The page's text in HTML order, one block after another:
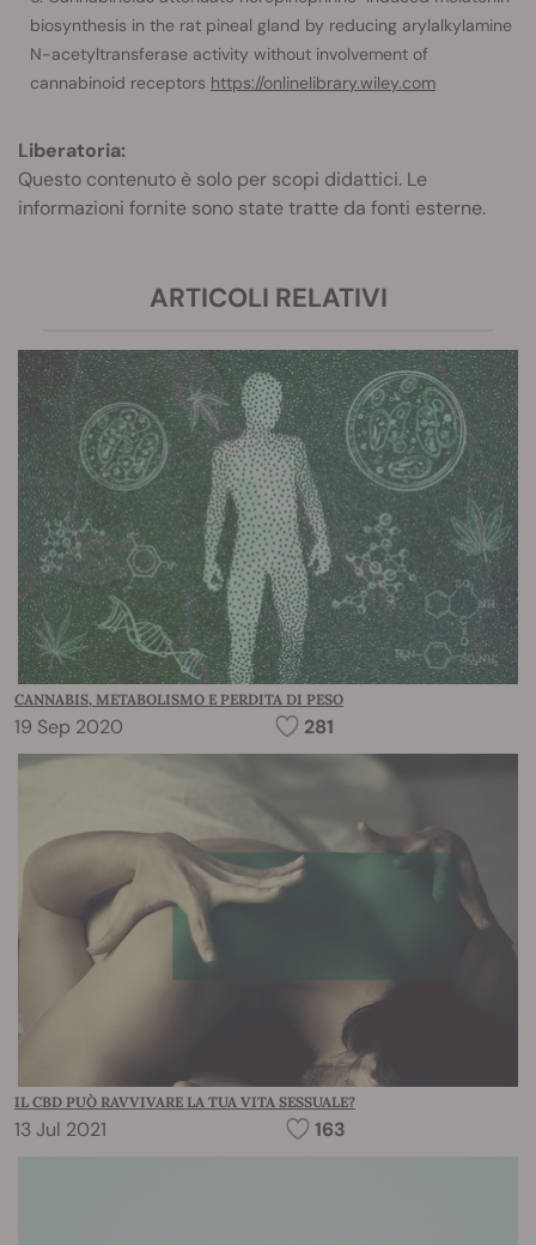
biosynthesis in the rat pineal gland by reducing arylalkylamine
N-acetyltransferase activity without involvement of
cannabinoid receptors https://onlinelibrary.wiley.com
Liberatoria:
Questo contenuto è solo per scopi didattici. Le
informazioni fornite sono state tratte da fonti esterne.
ARTICOLI RELATIVI
CANNABIS, METABOLISMO E PERDITA DI PESO
19 Sep 2020 281
IL CBD PUÒ RAVVIVARE LA TUA VITA SESSUALE?
13 Jul 2021 163